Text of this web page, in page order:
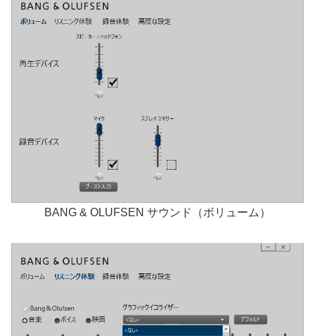
BANG & OLUFSEN サウンド（ボリューム）